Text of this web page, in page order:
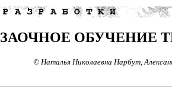
ЗАОЧНОЕ ОБУЧЕНИЕ
© Наталья Николаевна Нарбут,